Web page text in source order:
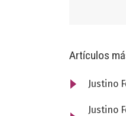
Artículos
Justino
Justino